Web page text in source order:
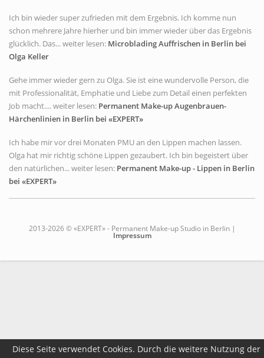
Diese Seite verwendet Cookies. Durch die weitere Nutzung der
Ich bin wieder super zufrieden mit dem Ergebnis. Ich komme nun
schon mehrere Jahre hierher und bin immer wieder über das Ergebnis
glücklich. Das... weiter lesen: Microblading Auffrischen in Berlin bei
Olga Keller
Gehe immer wieder gern zu Olga. Sie ist eine wundervolle Person, die
mit Professionalität, Emphatie und Liebe zum Detail einen perfekten
Job macht.... weiter lesen: Permanent Make-up Augenbrauen-
Härchenlinien in Berlin bei «EXPERT»
Ich habe mir vor drei Monaten PMU an den Lippen machen lassen.
Olga hat mir richtig schöne Lippen gezaubert. Ich bin begeistert über
den natürlichen... weiter lesen: Permanent Make-up - Lippen in Berlin
bei «EXPERT»
2013-2026 © «EXPERT» - Permanent Make-up Studio in Berlin |
Impressum